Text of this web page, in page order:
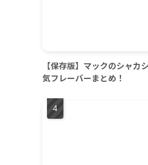
【保存版】マックのシャカ
気フレーバーまとめ！